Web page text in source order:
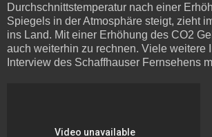
Durchschnittstemperatur nach einer
Spiegels in der Atmosphäre steigt, zieht
ins Land. Mit einer Erhöhung des CO2
auch weiterhin zu rechnen. Viele weitere
Interview des Schaffhauser Fernsehens